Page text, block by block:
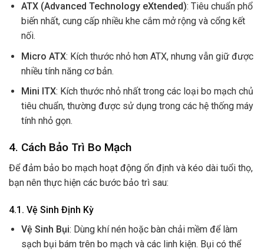
ATX (Advanced Technology eXtended): Tiêu chuẩn phổ
biến nhất, cung cấp nhiều khe cắm mở rộng và cổng kết
nối.
Micro ATX: Kích thước nhỏ hơn ATX, nhưng vẫn giữ được
nhiều tính năng cơ bản.
Mini ITX: Kích thước nhỏ nhất trong các loại bo mạch chủ
tiêu chuẩn, thường được sử dụng trong các hệ thống máy
tính nhỏ gọn.
4. Cách Bảo Trì Bo Mạch
Để đảm bảo bo mạch hoạt động ổn định và kéo dài tuổi thọ,
bạn nên thực hiện các bước bảo trì sau:
4.1. Vệ Sinh Định Kỳ
Vệ Sinh Bụi: Dùng khí nén hoặc bàn chải mềm để làm
sạch bụi bám trên bo mạch và các linh kiện. Bụi có thể